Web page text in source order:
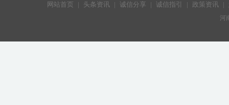
网站首页 | 头条资讯 | 诚信分享 | 诚信指引 | 政策资讯 |
河